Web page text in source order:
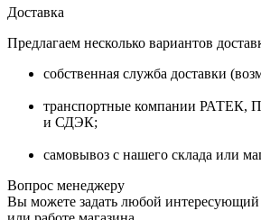
Доставка
Предлагаем несколько вариантов
собственная служба доставки
транспортные компании РАТЕК,
и СДЭК;
самовывоз с нашего склада или
Вопрос менеджеру
Вы можете задать любой интересующий